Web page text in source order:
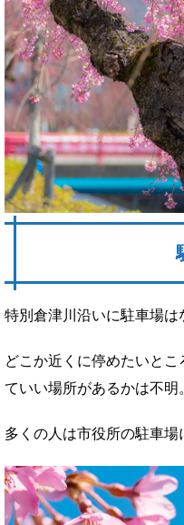
特別倉津川沿いに駐車場は
どこか近くに停めたいと
ていい場所があるかは不明
多くの人は市役所の駐車場